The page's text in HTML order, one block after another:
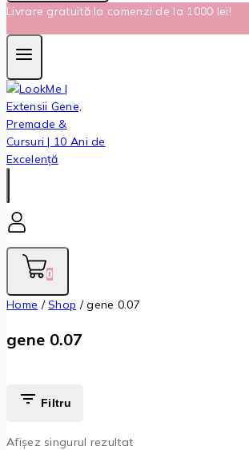
Livrare gratuită la comenzi de la 1000 lei!
0
Home / Shop / gene 0.07
gene 0.07
Filtru
Afișez singurul rezultat